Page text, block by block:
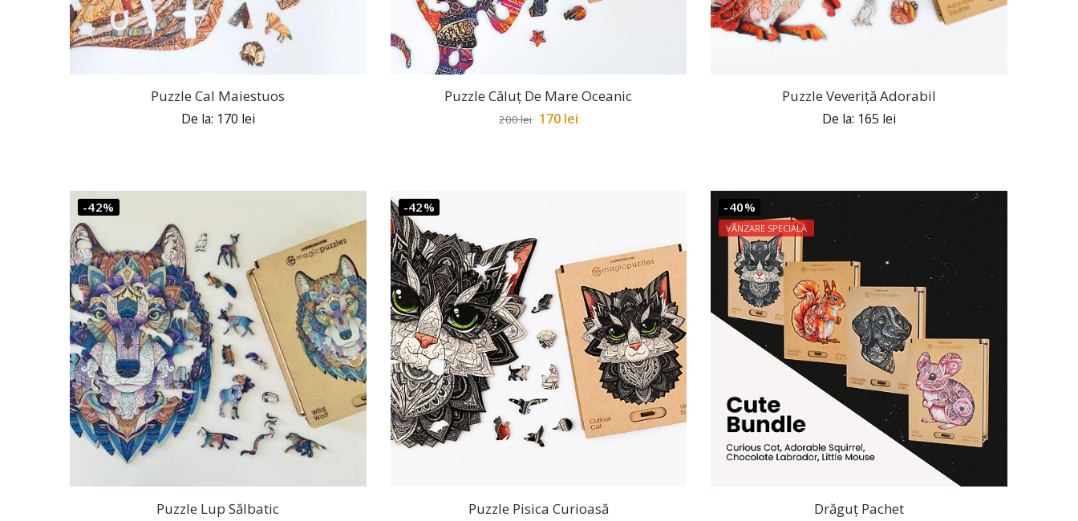
Puzzle Cal Maiestuos
De la: 170 lei
Puzzle Căluț De Mare Oceanic
200lei 170 lei
Puzzle Veveriță Adorabil
De la: 165 lei
-42%
Puzzle Lup Sălbatic
-42%
Puzzle Pisica Curioasă
-40%
VÂNZARE SPECIALĂ
Drăguț Pachet